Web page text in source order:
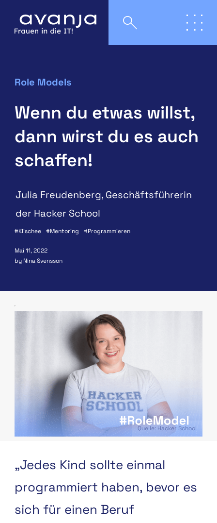
Role Models
Wenn du etwas willst,
dann wirst du es auch
schaffen!
Julia Freudenberg, Geschäftsführerin
der Hacker School
Klischee Mentoring Programmieren
Mai 11, 2022
by Nina Svensson
Quelle: Hacker School
„Jedes Kind sollte einmal
programmiert haben, bevor es
sich für einen Beruf